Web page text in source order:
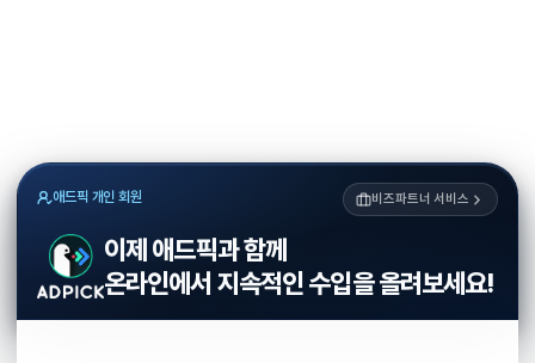
애드픽 개인 회원 비즈파트너 서비스
이제 애드픽과 함께
온라인에서 지속적인 수입을 올려보세요!